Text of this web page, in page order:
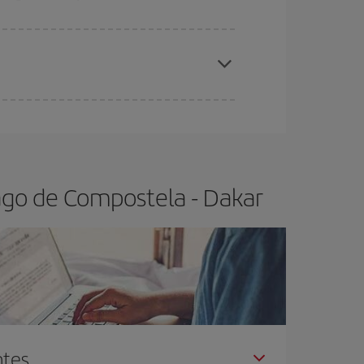
de Compostela-Dakar-dest
de Compostela - Dakar